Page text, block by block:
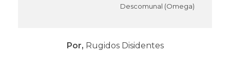
Descomunal (Omega)
Por, Rugidos Disidentes